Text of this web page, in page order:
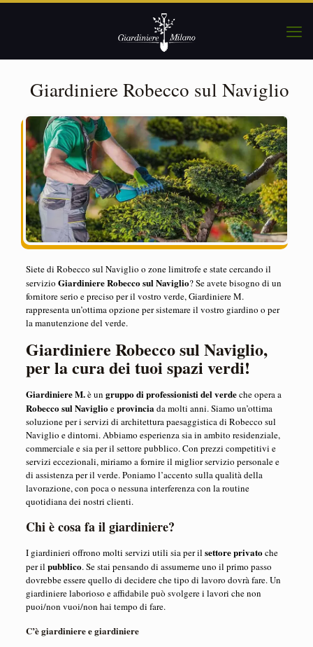
Giardiniere Robecco sul Naviglio
Siete di Robecco sul Naviglio o zone limitrofe e state cercando il
servizio Giardiniere Robecco sul Naviglio? Se avete bisogno di un
fornitore serio e preciso per il vostro verde, Giardiniere M.
rappresenta un’ottima opzione per sistemare il vostro giardino o per
la manutenzione del verde.
Giardiniere Robecco sul Naviglio,
per la cura dei tuoi spazi verdi!
Giardiniere M.è un gruppo di professionisti del verdeche opera a
Robecco sul Naviglioeprovincia da molti anni. Siamo un’ottima
soluzione per i servizi di architettura paesaggistica di Robecco sul
Naviglio e dintorni. Abbiamo esperienza sia in ambito residenziale,
commerciale e sia per il settore pubblico. Con prezzi competitivi e
servizi eccezionali, miriamo a fornire il ​​miglior servizio personale e
di assistenza per il verde. Poniamo l’accento sulla qualità della
lavorazione, con poca o nessuna interferenza con la routine
quotidiana dei nostri clienti.
Chi è cosa fa il giardiniere?
I giardinieri offrono molti servizi utili sia per il settore privatoche
per il pubblico. Se stai pensando di assumerne uno il primo passo
dovrebbe essere quello di decidere che tipo di lavoro dovrà fare. Un
giardiniere laborioso e affidabile può svolgere i lavori che non
puoi/non vuoi/non hai tempo di fare.
C’è giardiniere e giardiniere